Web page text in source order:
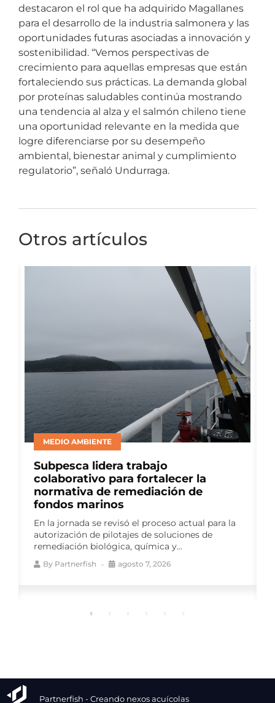
destacaron el rol que ha adquirido Magallanes
para el desarrollo de la industria salmonera y las
oportunidades futuras asociadas a innovación y
sostenibilidad. “Vemos perspectivas de
crecimiento para aquellas empresas que están
fortaleciendo sus prácticas. La demanda global
por proteínas saludables continúa mostrando
una tendencia al alza y el salmón chileno tiene
una oportunidad relevante en la medida que
logre diferenciarse por su desempeño
ambiental, bienestar animal y cumplimiento
regulatorio”, señaló Undurraga.
Otros artículos
BIENESTAR ANIMAL
Consejo del Salmón lideró panel de
productores en ELBA 2026 para
abordar avances en bienestar
animal
Como auspiciador del Encuentro
Latinoamericano de Bienestar Animal (ELBA
2026), el gremio impulsó una instancia de
conversación que reunió a...
Partnerfish - Creando nexos acuícolas